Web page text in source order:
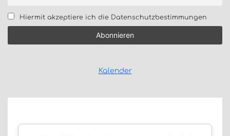
Hiermit akzeptiere ich die Datenschutzbestimmungen
Kalender